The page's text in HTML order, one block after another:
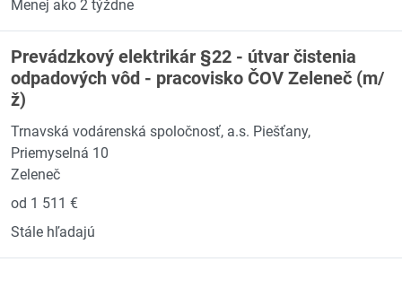
Menej ako 2 týždne
Prevádzkový elektrikár §22 - útvar čistenia
odpadových vôd - pracovisko ČOV Zeleneč (m/
ž)
Trnavská vodárenská spoločnosť, a.s. Piešťany,
Priemyselná 10
Zeleneč
od 1 511 €
Stále hľadajú